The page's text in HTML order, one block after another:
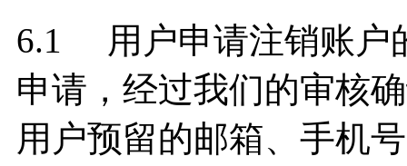
6.1 用户申请注销账户
申请，经过我们的审核
用户预留的邮箱、手机